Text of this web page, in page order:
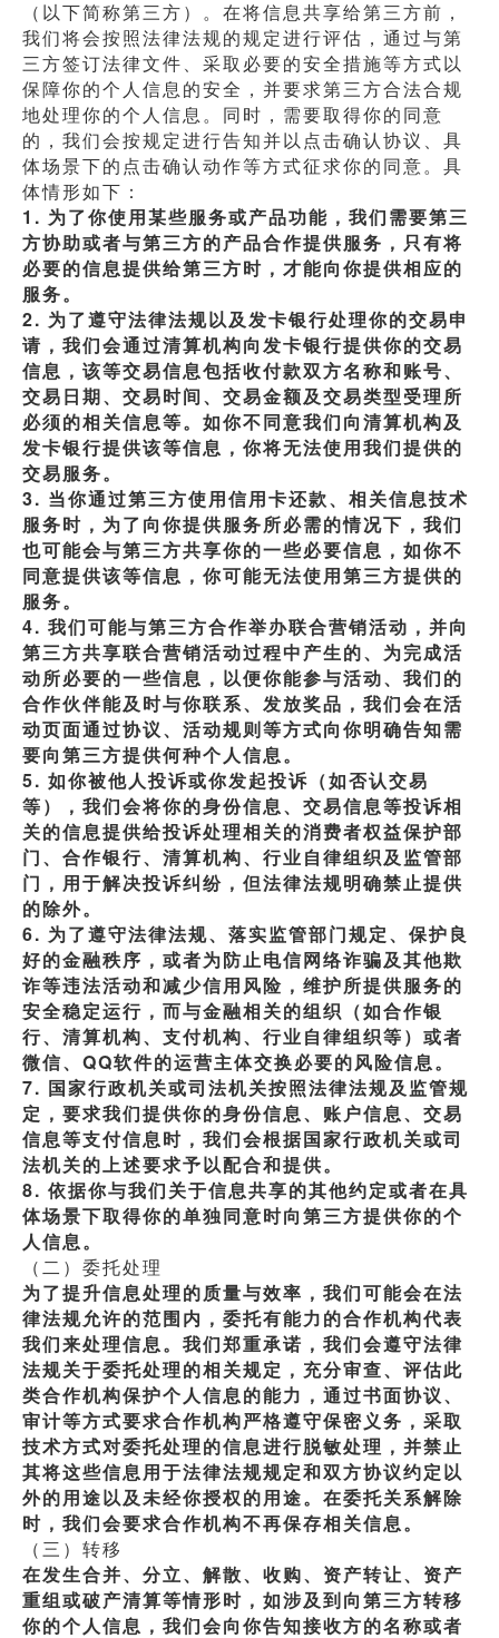
（以下简称第三方）。在将信息共享给第三方前，
我们将会按照法律法规的规定进行评估，通过与第
三方签订法律文件、采取必要的安全措施等方式以
保障你的个人信息的安全，并要求第三方合法合规
地处理你的个人信息。同时，需要取得你的同意
的，我们会按规定进行告知并以点击确认协议、具
体场景下的点击确认动作等方式征求你的同意。具
体情形如下：
1. 为了你使用某些服务或产品功能，我们需要第三
方协助或者与第三方的产品合作提供服务，只有将
必要的信息提供给第三方时，才能向你提供相应的
服务。
2. 为了遵守法律法规以及发卡银行处理你的交易申
请，我们会通过清算机构向发卡银行提供你的交易
信息，该等交易信息包括收付款双方名称和账号、
交易日期、交易时间、交易金额及交易类型受理所
必须的相关信息等。如你不同意我们向清算机构及
发卡银行提供该等信息，你将无法使用我们提供的
交易服务。
3. 当你通过第三方使用信用卡还款、相关信息技术
服务时，为了向你提供服务所必需的情况下，我们
也可能会与第三方共享你的一些必要信息，如你不
同意提供该等信息，你可能无法使用第三方提供的
服务。
4. 我们可能与第三方合作举办联合营销活动，并向
第三方共享联合营销活动过程中产生的、为完成活
动所必要的一些信息，以便你能参与活动、我们的
合作伙伴能及时与你联系、发放奖品，我们会在活
动页面通过协议、活动规则等方式向你明确告知需
要向第三方提供何种个人信息。
5. 如你被他人投诉或你发起投诉（如否认交易
等），我们会将你的身份信息、交易信息等投诉相
关的信息提供给投诉处理相关的消费者权益保护部
门、合作银行、清算机构、行业自律组织及监管部
门，用于解决投诉纠纷，但法律法规明确禁止提供
的除外。
6. 为了遵守法律法规、落实监管部门规定、保护良
好的金融秩序，或者为防止电信网络诈骗及其他欺
诈等违法活动和减少信用风险，维护所提供服务的
安全稳定运行，而与金融相关的组织（如合作银
行、清算机构、支付机构、行业自律组织等）或者
微信、QQ软件的运营主体交换必要的风险信息。
7. 国家行政机关或司法机关按照法律法规及监管规
定，要求我们提供你的身份信息、账户信息、交易
信息等支付信息时，我们会根据国家行政机关或司
法机关的上述要求予以配合和提供。
8. 依据你与我们关于信息共享的其他约定或者在具
体场景下取得你的单独同意时向第三方提供你的个
人信息。
（二）委托处理
为了提升信息处理的质量与效率，我们可能会在法
律法规允许的范围内，委托有能力的合作机构代表
我们来处理信息。我们郑重承诺，我们会遵守法律
法规关于委托处理的相关规定，充分审查、评估此
类合作机构保护个人信息的能力，通过书面协议、
审计等方式要求合作机构严格遵守保密义务，采取
技术方式对委托处理的信息进行脱敏处理，并禁止
其将这些信息用于法律法规规定和双方协议约定以
外的用途以及未经你授权的用途。在委托关系解除
时，我们会要求合作机构不再保存相关信息。
（三）转移
在发生合并、分立、解散、收购、资产转让、资产
重组或破产清算等情形时，如涉及到向第三方转移
你的个人信息，我们会向你告知接收方的名称或者